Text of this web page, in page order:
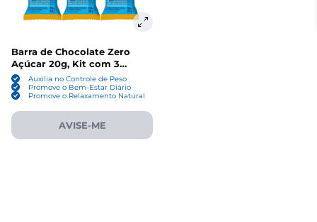
Barra de Chocolate Zero
Açúcar 20g, Kit com 3
Unidades - GoldKo
Auxilia no Controle de Peso
Promove o Bem-Estar Diário
Promove o Relaxamento Natural
AVISE-ME